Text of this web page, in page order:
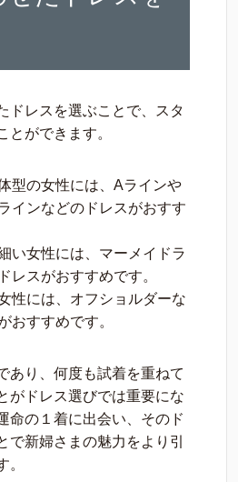
ドレスを選ぶことで、スタ
とができます。
型の女性には、Aラインや
インなどのドレスがおすす
い女性には、マーメイドラ
レスがおすすめです。
性には、オフショルダーな
おすすめです。
あり、何度も試着を重ねて
がドレス選びでは重要にな
命の１着に出会い、そのド
で新婦さまの魅力をより引
。